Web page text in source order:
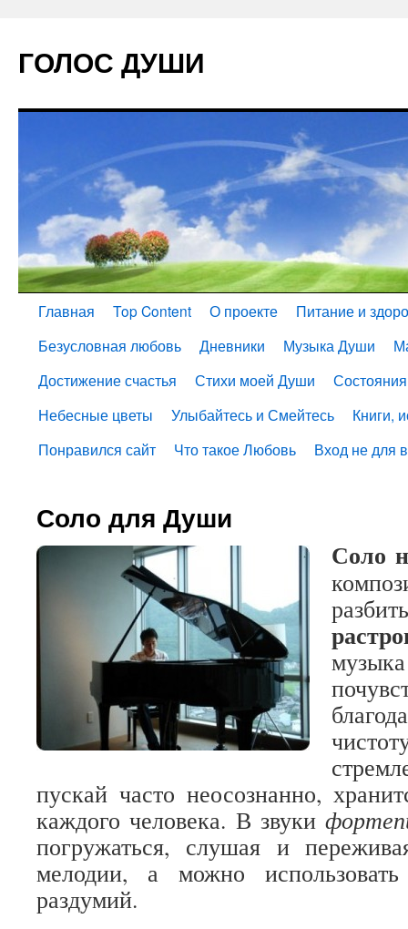
ГОЛОС ДУШИ
Главная Top Content О проекте
Питание и
Безусловная любовь
Дневники Музыка Души
Достижение счастья
Стихи моей Души
Небесные цветы
Улыбайтесь и Смейтесь
Книги,
Понравился сайт
Что такое Любовь Вход не для
Соло для Души
Соло
пускай часто неосознанно,
каждого человека. В звуки
погружаться, слушая и
мелодии, а можно
раздумий.